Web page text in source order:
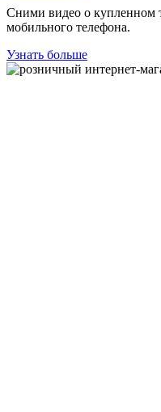
Сними видео о купленном
мобильного телефона.
Узнать больше